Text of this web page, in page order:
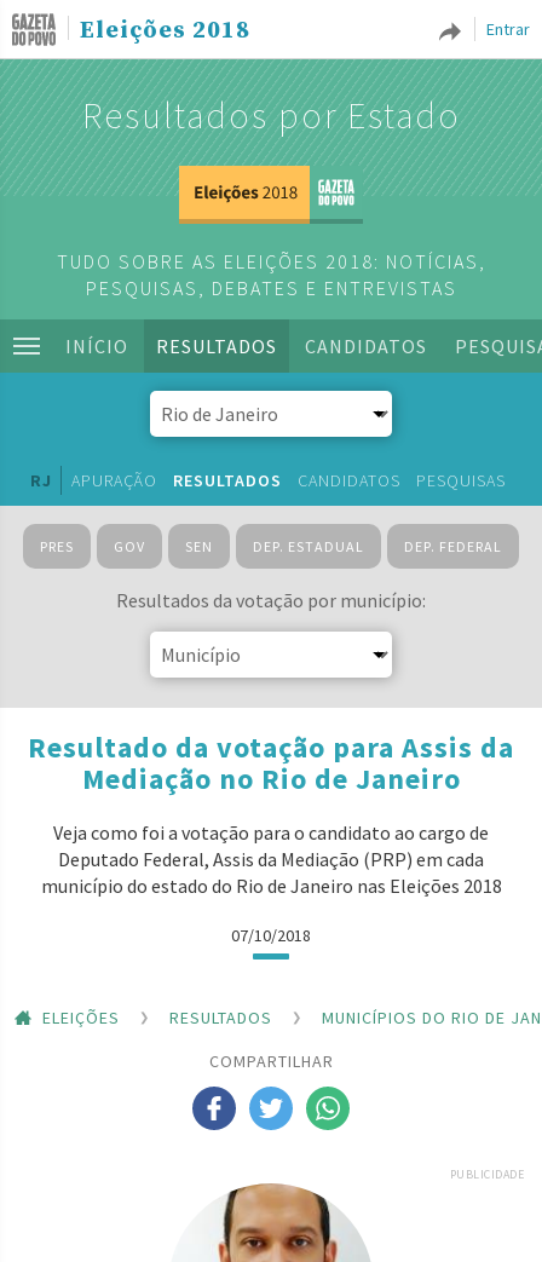
Entrar
Eleições 2018
Resultados por Estado
TUDO SOBRE AS ELEIÇÕES 2018: NOTÍCIAS,
PESQUISAS, DEBATES E ENTREVISTAS
INÍCIO RESULTADOS CANDIDATOS
RJ APURAÇÃO RESULTADOS CANDIDATOS PESQUISAS
PRES GOV SEN DEP. ESTADUAL DEP. FEDERAL
Resultados da votação por município:
Resultado da votação para Assis da
Mediação no Rio de Janeiro
Veja como foi a votação para o candidato ao cargo de
Deputado Federal, Assis da Mediação (PRP) em cada
município do estado do Rio de Janeiro nas Eleições 2018
07/10/2018
ELEIÇÕES RESULTADOS
MUNICÍPIOS DO RIO DE
COMPARTILHAR
PUBLICIDADE